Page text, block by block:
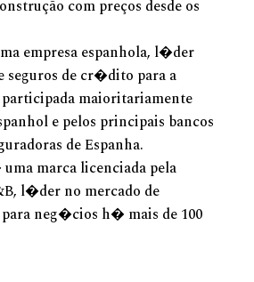
com preços desde os
empresa espanhola, l�der
seguros de cr�dito para a
maioritariamente
e pelos principais bancos
de Espanha.
marca licenciada pela
l�der no mercado de
neg�cios h� mais de 100